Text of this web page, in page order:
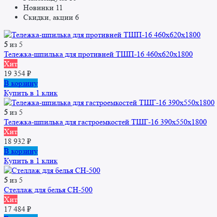
Новинки 11
Скидки, акции 6
5 из 5
Тележка-шпилька для противней ТШП-16 460x620x1800
Хит
19 354 ₽
В корзину
Купить в 1 клик
5 из 5
Тележка-шпилька для гастроемкостей ТШГ-16 390x550x1800
Хит
18 932 ₽
В корзину
Купить в 1 клик
5 из 5
Стеллаж для белья СН-500
Хит
17 484 ₽